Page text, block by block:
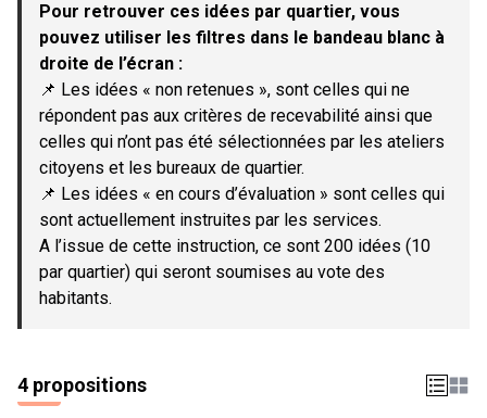
Pour retrouver ces idées par quartier, vous
pouvez utiliser les filtres dans le bandeau blanc à
droite de l’écran :
📌 Les idées « non retenues », sont celles qui ne
répondent pas aux critères de recevabilité ainsi que
celles qui n’ont pas été sélectionnées par les ateliers
citoyens et les bureaux de quartier.
📌 Les idées « en cours d’évaluation » sont celles qui
sont actuellement instruites par les services.
A l’issue de cette instruction, ce sont 200 idées (10
par quartier) qui seront soumises au vote des
habitants.
4 propositions